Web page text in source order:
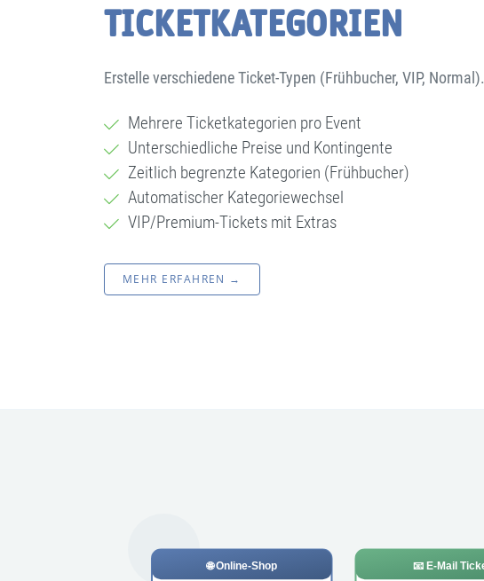
TICKETKATEGORIEN
Erstelle verschiedene Ticket-Typen (Frühbucher, VIP, Normal).
Mehrere Ticketkategorien pro Event
Unterschiedliche Preise und Kontingente
Zeitlich begrenzte Kategorien (Frühbucher)
Automatischer Kategoriewechsel
VIP/Premium-Tickets mit Extras
MEHR ERFAHREN →